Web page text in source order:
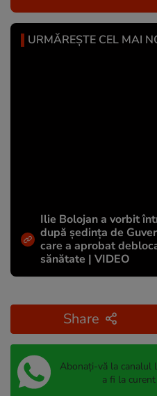
URMĂREȘTE CEL MAI
Ilie Bolojan a vorbit
după ședința de
care a aprobat
sănătate | VIDEO
Share
Abonați-vă la canalul
a fi la